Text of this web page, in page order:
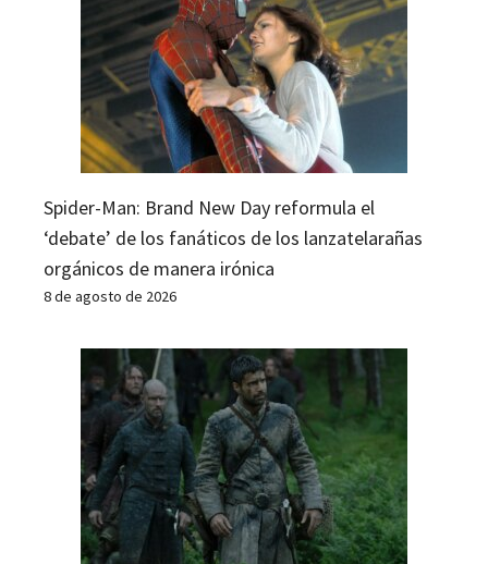
Spider-Man: Brand New Day reformula el
‘debate’ de los fanáticos de los lanzatelarañas
orgánicos de manera irónica
8 de agosto de 2026